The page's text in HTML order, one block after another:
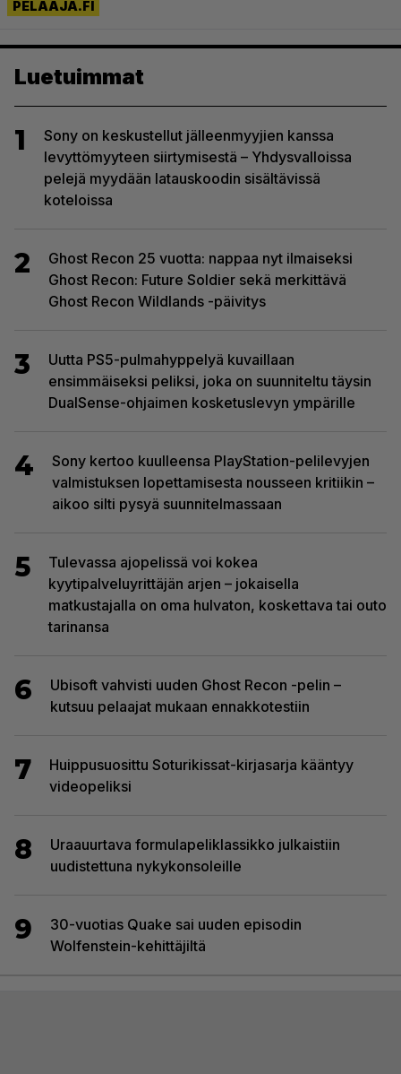
Luetuimmat
1
Sony on keskustellut jälleenmyyjien kanssa
levyttömyyteen siirtymisestä – Yhdysvalloissa
pelejä myydään latauskoodin sisältävissä
koteloissa
2
Ghost Recon 25 vuotta: nappaa nyt ilmaiseksi
Ghost Recon: Future Soldier sekä merkittävä
Ghost Recon Wildlands -päivitys
3
Uutta PS5-pulmahyppelyä kuvaillaan
ensimmäiseksi peliksi, joka on suunniteltu täysin
DualSense-ohjaimen kosketuslevyn ympärille
4
Sony kertoo kuulleensa PlayStation-pelilevyjen
valmistuksen lopettamisesta nousseen kritiikin –
aikoo silti pysyä suunnitelmassaan
5
Tulevassa ajopelissä voi kokea
kyytipalveluyrittäjän arjen – jokaisella
matkustajalla on oma hulvaton, koskettava tai outo
tarinansa
6
Ubisoft vahvisti uuden Ghost Recon -pelin –
kutsuu pelaajat mukaan ennakkotestiin
7
Huippusuosittu Soturikissat-kirjasarja kääntyy
videopeliksi
8
Uraauurtava formulapeliklassikko julkaistiin
uudistettuna nykykonsoleille
9
30-vuotias Quake sai uuden episodin
Wolfenstein-kehittäjiltä